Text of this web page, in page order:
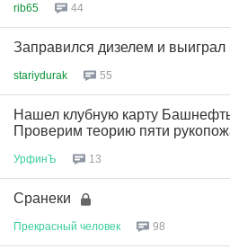
rib65 44
Заправился дизелем и выиграл
stariydurak 55
Нашел клубную карту
Проверим теорию пяти
УрфинЪ 13
Сранеки
Прекрасный человек 98